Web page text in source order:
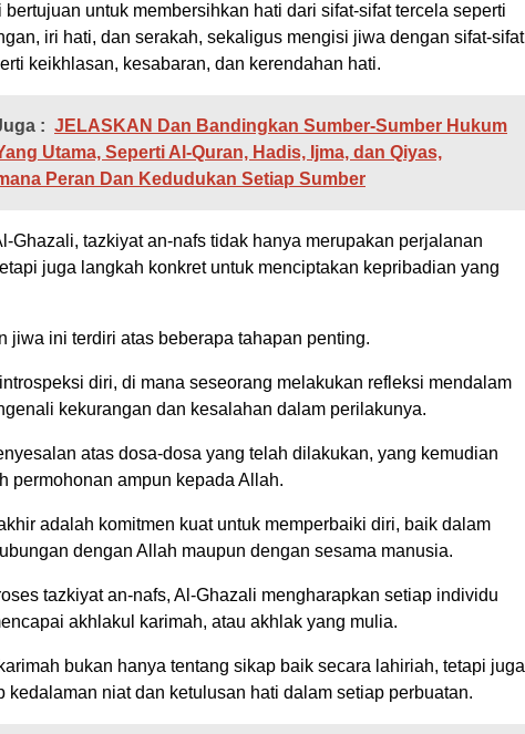
bertujuan untuk membersihkan hati dari sifat-sifat tercela seperti
iri hati, dan serakah, sekaligus mengisi jiwa dengan sifat-sifat
keikhlasan, kesabaran, dan kerendahan hati.
: JELASKAN Dan Bandingkan Sumber-Sumber Hukum
Utama, Seperti Al-Quran, Hadis, Ijma, dan Qiyas,
Peran Dan Kedudukan Setiap Sumber
Ghazali, tazkiyat an-nafs tidak hanya merupakan perjalanan
juga langkah konkret untuk menciptakan kepribadian yang
jiwa ini terdiri atas beberapa tahapan penting.
diri, di mana seseorang melakukan refleksi mendalam
kekurangan dan kesalahan dalam perilakunya.
atas dosa-dosa yang telah dilakukan, yang kemudian
permohonan ampun kepada Allah.
adalah komitmen kuat untuk memperbaiki diri, baik dalam
dengan Allah maupun dengan sesama manusia.
tazkiyat an-nafs, Al-Ghazali mengharapkan setiap individu
akhlakul karimah, atau akhlak yang mulia.
bukan hanya tentang sikap baik secara lahiriah, tetapi juga
kedalaman niat dan ketulusan hati dalam setiap perbuatan.